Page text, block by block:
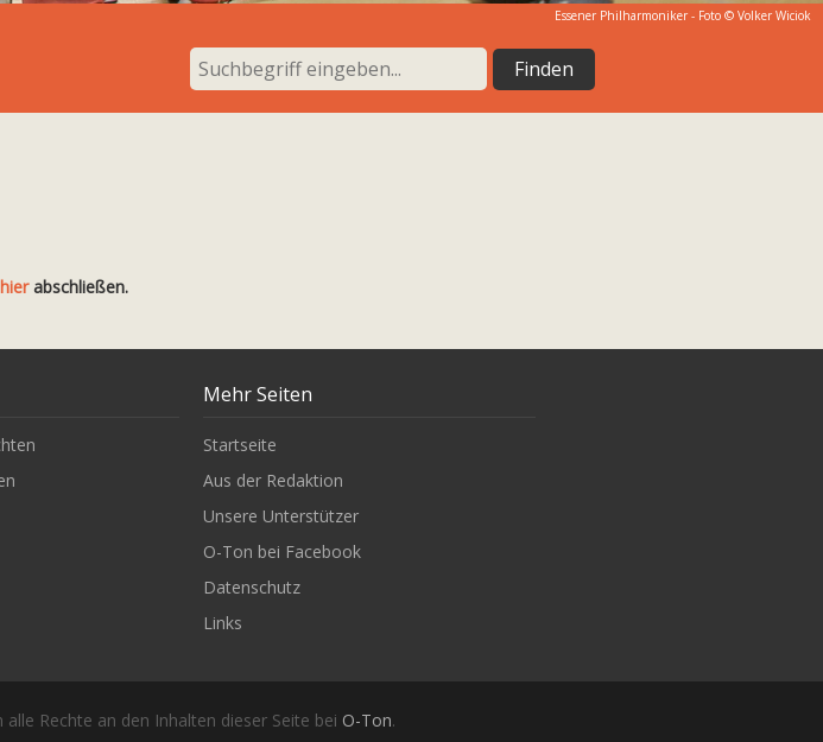
Essener Philharmoniker - Foto © Volker Wiciok
hierabschließen.
Rechte an den Inhalten dieser Seite bei O-Ton.
Mehr Seiten
Startseite
Aus der Redaktion
Unsere Unterstützer
O-Ton bei Facebook
Datenschutz
Links